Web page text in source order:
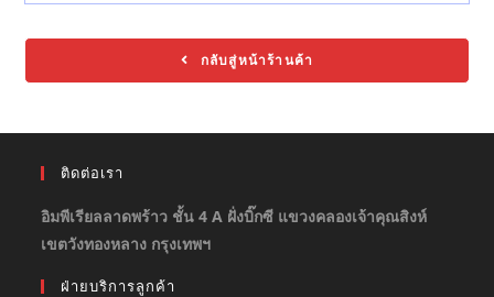
กลับสู่หน้าร้านค้า
ติดต่อเรา
อิมพีเรียลลาดพร้าว ชั้น 4 A ฝั่งบิ๊กซี แขวงคลองเจ้าคุณสิงห์
เขตวังทองหลาง กรุงเทพฯ
ฝ่ายบริการลูกค้า